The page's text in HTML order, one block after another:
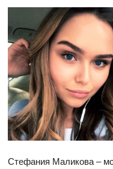
Стефания Маликова –